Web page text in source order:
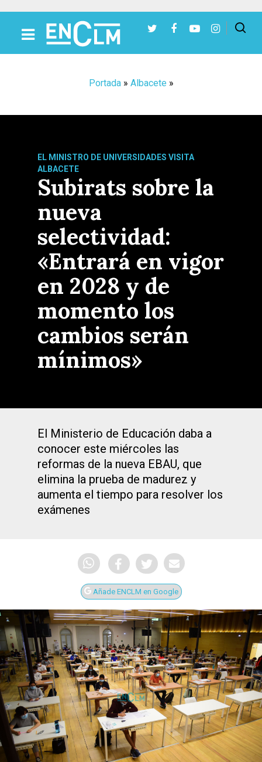
Portada» Albacete »
EL MINISTRO DE UNIVERSIDADES VISITA
ALBACETE
Subirats sobre la
nueva
selectividad:
«Entrará en vigor
en 2028 y de
momento los
cambios serán
mínimos»
El Ministerio de Educación daba a
conocer este miércoles las
reformas de la nueva EBAU, que
elimina la prueba de madurez y
aumenta el tiempo para resolver los
exámenes
Añade ENCLM en Google